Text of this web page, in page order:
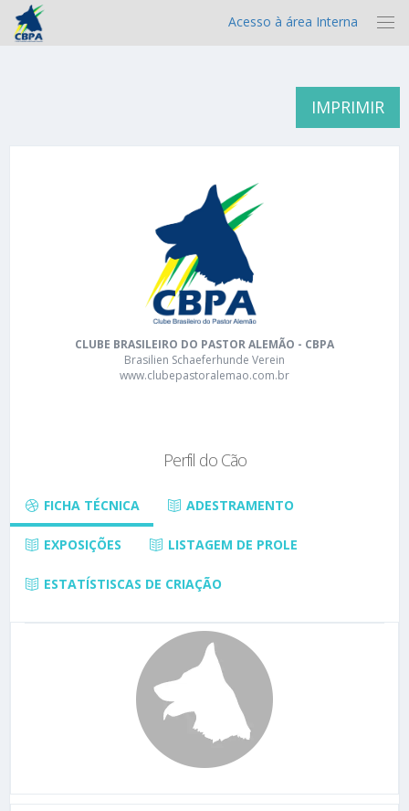
Acesso à área Interna
IMPRIMIR
CLUBE BRASILEIRO DO PASTOR ALEMÃO - CBPA
Brasilien Schaeferhunde Verein
www.clubepastoralemao.com.br
Perfil do Cão
FICHA TÉCNICA ADESTRAMENTO
EXPOSIÇÕES LISTAGEM DE PROLE
ESTATÍSTISCAS DE CRIAÇÃO